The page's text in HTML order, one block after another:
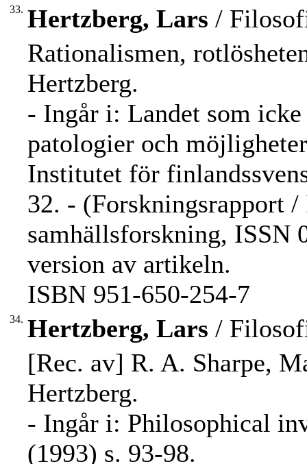
33. Hertzberg, Lars /
Rationalismen,
Hertzberg.
- Ingår i: Landet som
patologier och
Institutet för
32. - (Forskningsrapport
samhällsforskning, ISSN
version av artikeln.
ISBN 951-650-254-7
34. Hertzberg, Lars /
[Rec. av] R. A. Sharpe,
Hertzberg.
- Ingår i: Philosophical
(1993) s. 93-98.